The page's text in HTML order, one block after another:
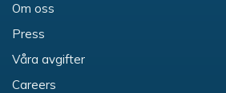
Om oss
Press
Våra avgifter
Careers